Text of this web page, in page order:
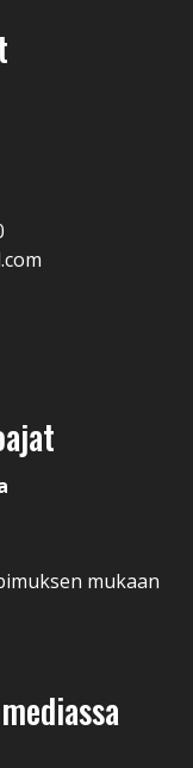
mukaan